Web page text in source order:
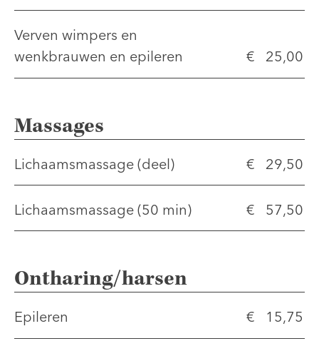
Verven wimpers en
wenkbrauwen en epileren
€ 25,00
Massages
Lichaamsmassage (deel) € 29,50
Lichaamsmassage (50 min) € 57,50
Ontharing/harsen
Epileren € 15,75